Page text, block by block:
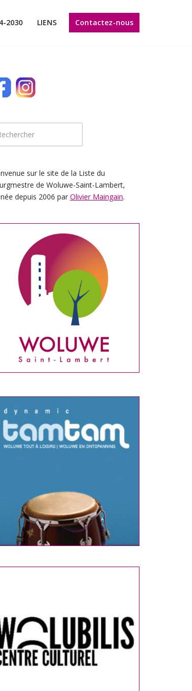
2030 LIENS Contactez-nous
sur le site de la Liste du
de Woluwe-Saint-Lambert,
depuis 2006 par Olivier Maingain.